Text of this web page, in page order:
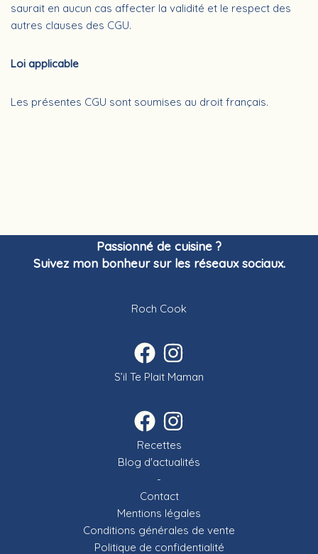
saurait en aucun cas affecter la validité et le respect des
autres clauses des CGU.
Loi applicable
Les présentes CGU sont soumises au droit français.
Passionné de cuisine ?
Suivez mon bonheur sur les réseaux sociaux.
Roch Cook
S’il Te Plait Maman
Recettes
Blog d'actualités
-
Contact
Mentions légales
Conditions générales de vente
Politique de confidentialité